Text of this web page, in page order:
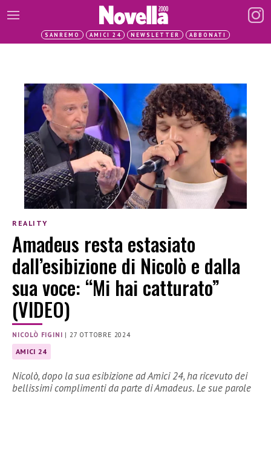
SANREMO AMICI 24 NEWSLETTER ABBONATI
REALITY
Amadeus resta estasiato
dall’esibizione di Nicolò e dalla
sua voce: “Mi hai catturato”
(VIDEO)
NICOLÒ FIGINI | 27 OTTOBRE 2024
AMICI 24
Nicolò, dopo la sua esibizione ad Amici 24, ha ricevuto dei
bellissimi complimenti da parte di Amadeus. Le sue parole